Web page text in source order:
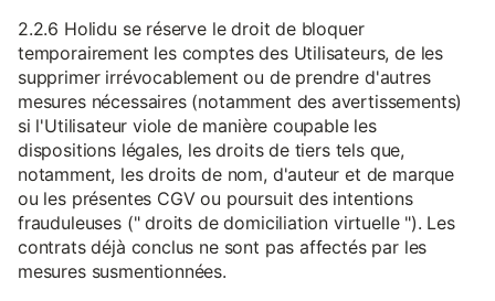
2.2.6 Holidu se réserve le droit de bloquer
temporairement les comptes des Utilisateurs, de les
supprimer irrévocablement ou de prendre d'autres
mesures nécessaires (notamment des avertissements)
si l'Utilisateur viole de manière coupable les
dispositions légales, les droits de tiers tels que,
notamment, les droits de nom, d'auteur et de marque
ou les présentes CGV ou poursuit des intentions
frauduleuses (" droits de domiciliation virtuelle "). Les
contrats déjà conclus ne sont pas affectés par les
mesures susmentionnées.